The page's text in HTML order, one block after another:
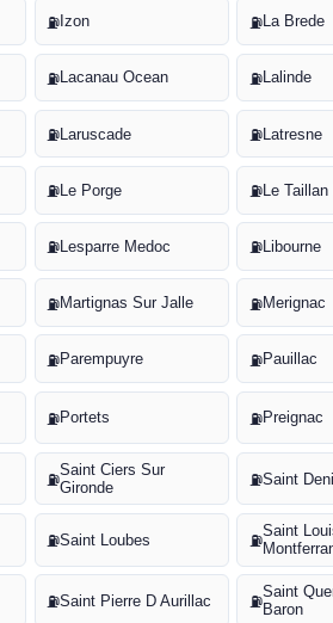
⛽ Izon ⛽La Brede
⛽Lacanau Ocean ⛽Lalinde
⛽Laruscade ⛽Latresne
⛽Le Porge ⛽Le Taillan
⛽ Lesparre Medoc ⛽Libourne
⛽Martignas Sur Jalle ⛽Merignac
⛽Parempuyre ⛽Pauillac
⛽Portets ⛽Preignac
⛽
Saint Ciers Sur
Gironde
⛽Saint
⛽Saint Loubes ⛽
Saint
⛽Saint Pierre D Aurillac ⛽
Saint
Baron